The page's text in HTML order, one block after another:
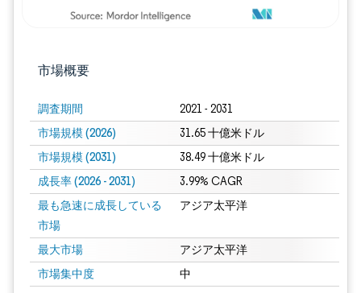
市場概要
調査期間 2021 - 2031
市場規模 (2026) 31.65 十億米ドル
市場規模 (2031) 38.49 十億米ドル
成長率 (2026 - 2031) 3.99% CAGR
最も急速に成長している
市場
アジア太平洋
最大市場 アジア太平洋
市場集中度 中